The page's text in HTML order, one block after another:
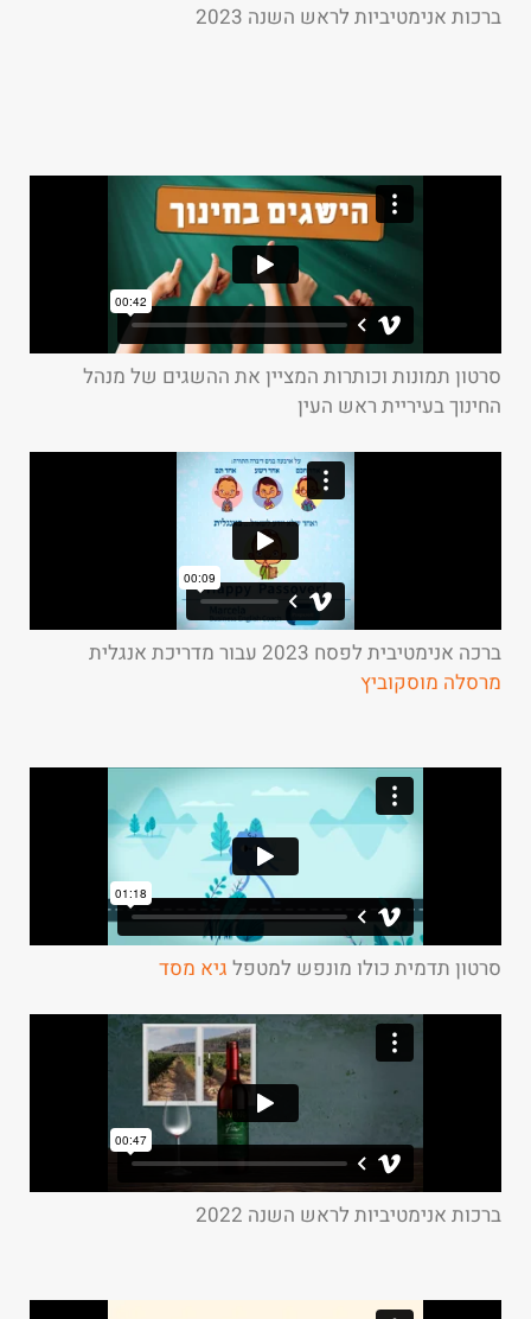
ברכות אנימטיביות לראש השנה 2023
סרטון תמונות וכותרות המציין את ההשגים של מנהל
החינוך בעיריית ראש העין
ברכה אנימטיבית לפסח 2023 עבור מדריכת אנגלית
מרסלה מוסקוביץ
סרטון תדמית כולו מונפש למטפל גיא מסד
ברכות אנימטיביות לראש השנה 2022